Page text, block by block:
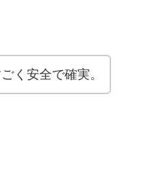
く安全で確実。